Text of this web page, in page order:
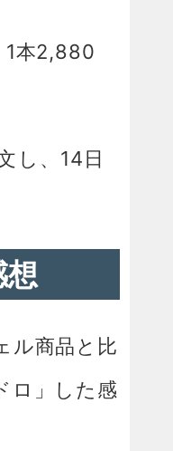
1本2,880
し、14日
ル商品と比
ロ」した感